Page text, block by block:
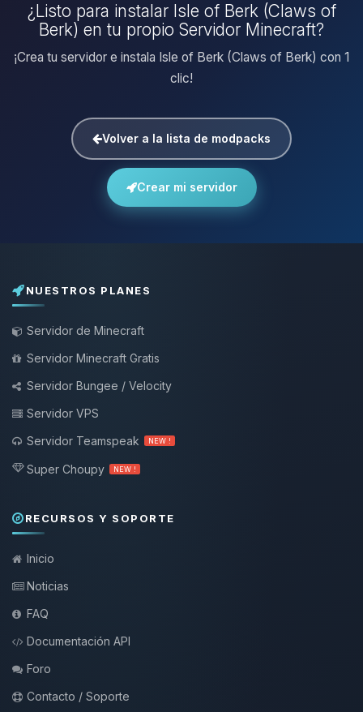
¿Listo para instalar Isle of Berk (Claws of
Berk) en tu propio Servidor Minecraft?
¡Crea tu servidor e instala Isle of Berk (Claws of Berk) con 1
clic!
Volver a la lista de modpacks
Crear mi servidor
NUESTROS PLANES
Servidor de Minecraft
Servidor Minecraft Gratis
Servidor Bungee / Velocity
Servidor VPS
Servidor Teamspeak
NEW !
Super Choupy NEW !
RECURSOS Y SOPORTE
Inicio
Noticias
FAQ
Documentación API
Foro
Contacto / Soporte